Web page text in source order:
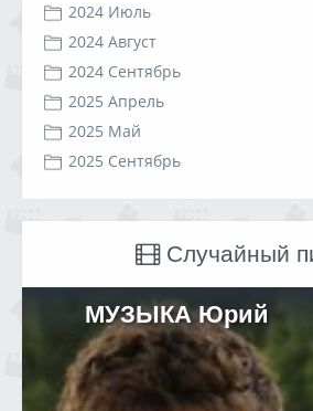
2024 Июль
2024 Август
2024 Сентябрь
2025 Апрель
2025 Май
2025 Сентябрь
Случайный
МУЗЫКА Юрий